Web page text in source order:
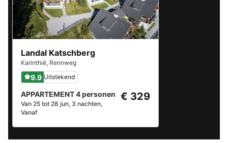
Landal Katschberg
Karinthië, Rennweg
9.9 Uitstekend
APPARTEMENT 4 personen
Van 25 tot 28 jun, 3 nachten,
Vanaf
€ 329